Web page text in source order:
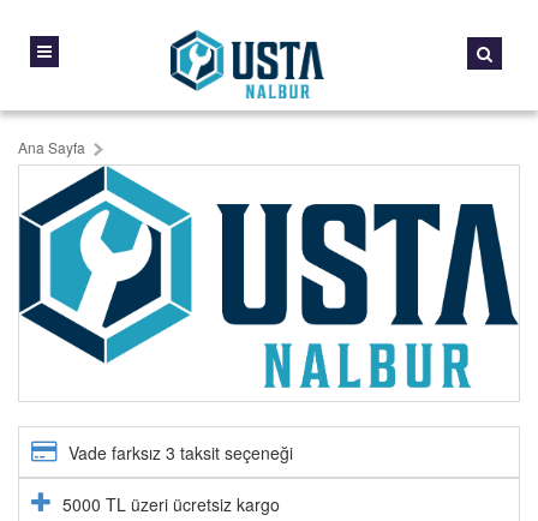
Ana Sayfa
Vade farksız 3 taksit seçeneği
5000 TL üzeri ücretsiz kargo